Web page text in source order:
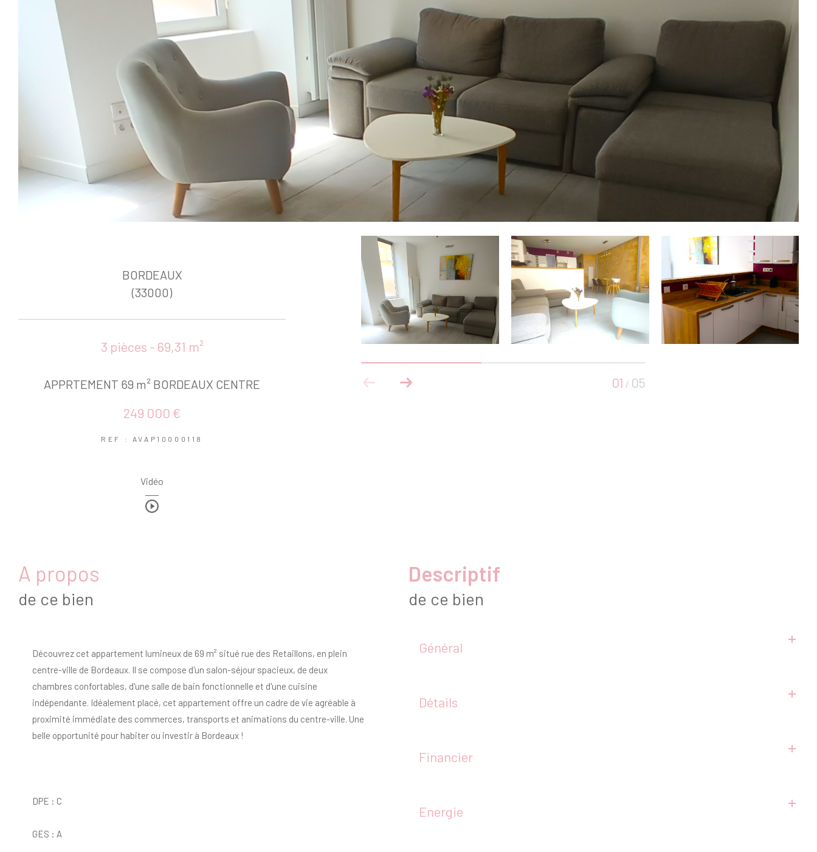
01 / 05
BORDEAUX
(33000)
3 pièces - 69,31 m²
APPRTEMENT 69 m² BORDEAUX CENTRE
249 000 €
REF : AVAP10000118
Vidéo
a propos
de ce bien
Découvrez cet appartement lumineux de 69 m² situé rue des Retaillons, en plein
centre-ville de Bordeaux. Il se compose d'un salon-séjour spacieux, de deux
chambres confortables, d'une salle de bain fonctionnelle et d'une cuisine
indépendante. Idéalement placé, cet appartement offre un cadre de vie agréable à
proximité immédiate des commerces, transports et animations du centre-ville. Une
belle opportunité pour habiter ou investir à Bordeaux !
DPE : C
GES : A
descriptif
de ce bien
Général
Détails
Financier
Energie